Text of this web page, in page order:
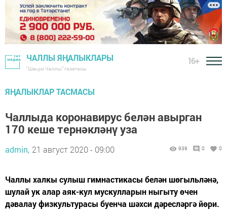
ЧАЛЛЫ ЯҢАЛЫКЛАРЫ
"Шәһри Чаллы" газетасы
16+
ЯҢАЛЫКЛАР ТАСМАСЫ
Чаллыда коронавирус белән авырган
170 кеше тернәкләнү уза
admin, 21 август 2020 - 09:00 939 0 0
Чаллы халкы сулыш гимнастикасы белән шөгыльләнә,
шулай ук алар аяк-кул мускулларын ныгыту өчен
дәвалау физкультурасы буенча шәхси дәресләргә йөри.